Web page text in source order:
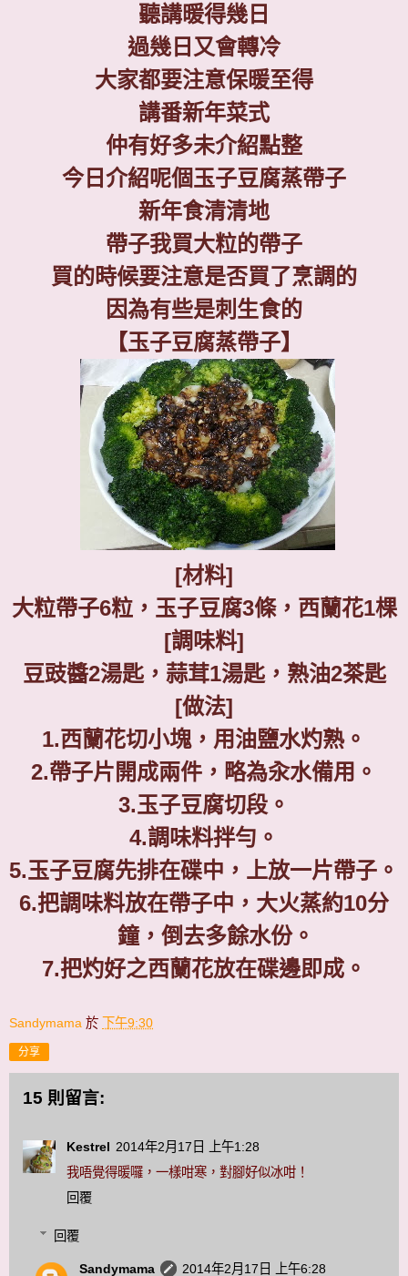
聽講暖得幾日
過幾日又會轉冷
大家都要注意保暖至得
講番新年菜式
仲有好多未介紹點整
今日介紹呢個玉子豆腐蒸帶子
新年食清清地
帶子我買大粒的帶子
買的時候要注意是否買了烹調的
因為有些是刺生食的
【玉子豆腐蒸帶子】
[材料]
大粒帶子6粒，玉子豆腐3條，西蘭花1棵
[調味料]
豆豉醬2湯匙，蒜茸1湯匙，熟油2茶匙
[做法]
1.西蘭花切小塊，用油鹽水灼熟。
2.帶子片開成兩件，略為汆水備用。
3.玉子豆腐切段。
4.調味料拌勻。
5.玉子豆腐先排在碟中，上放一片帶子。
6.把調味料放在帶子中，大火蒸約10分
鐘，倒去多餘水份。
7.把灼好之西蘭花放在碟邊即成。
Sandymama 於 下午9:30
分享
15 則留言:
Kestrel 2014年2月17日 上午1:28
我唔覺得暖囉，一樣咁寒，對腳好似冰咁！
回覆
回覆
Sandymama 2014年2月17日 上午6:28